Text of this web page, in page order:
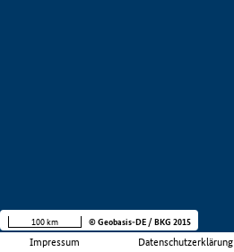
Impressum Datenschutzerklärung
100 km © Geobasis-DE / BKG 2015